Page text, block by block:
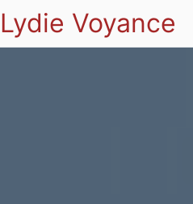
Lydie Voyance